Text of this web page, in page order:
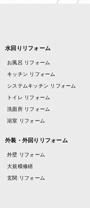
水回りリフォーム
お風呂 リフォーム
キッチン リフォーム
システムキッチン リフォーム
トイレ リフォーム
洗面所 リフォーム
浴室 リフォーム
外装・外回りリフォーム
外壁 リフォーム
大規模修繕
玄関 リフォーム